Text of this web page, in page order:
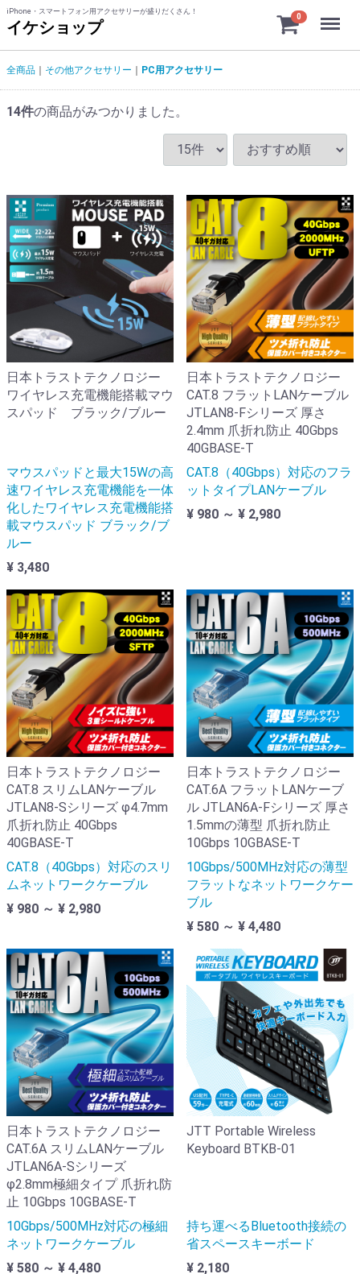
iPhone・スマートフォン用アクセサリーが盛りだくさん！
イケショップ
0 Menu
全商品 その他アクセサリー PC用アクセサリー
14件の商品がみつかりました。
日本トラストテクノロジー
ワイヤレス充電機能搭載マウ
スパッド ブラック/ブルー
マウスパッドと最大15Wの高
速ワイヤレス充電機能を一体
化したワイヤレス充電機能搭
載マウスパッド ブラック/ブ
ルー
¥ 3,480
日本トラストテクノロジー
CAT.8 フラットLANケーブル
JTLAN8-Fシリーズ 厚さ
2.4mm 爪折れ防止 40Gbps
40GBASE-T
CAT.8（40Gbps）対応のフラ
ットタイプLANケーブル
¥ 980 ～ ¥ 2,980
日本トラストテクノロジー
CAT.8 スリムLANケーブル
JTLAN8-Sシリーズ φ4.7mm
爪折れ防止 40Gbps
40GBASE-T
CAT.8（40Gbps）対応のスリ
ムネットワークケーブル
¥ 980 ～ ¥ 2,980
日本トラストテクノロジー
CAT.6A フラットLANケーブ
ル JTLAN6A-Fシリーズ 厚さ
1.5mmの薄型 爪折れ防止
10Gbps 10GBASE-T
10Gbps/500MHz対応の薄型
フラットなネットワークケー
ブル
¥ 580 ～ ¥ 4,480
日本トラストテクノロジー
CAT.6A スリムLANケーブル
JTLAN6A-Sシリーズ
φ2.8mm極細タイプ 爪折れ防
止 10Gbps 10GBASE-T
10Gbps/500MHz対応の極細
ネットワークケーブル
¥ 580 ～ ¥ 4,480
JTT Portable Wireless
Keyboard BTKB-01
持ち運べるBluetooth接続の
省スペースキーボード
¥ 2,180